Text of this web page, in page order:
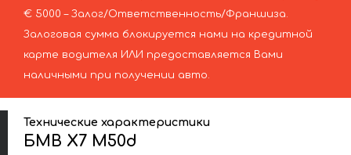
€ 5000 – Залог/Ответственность/Франшиза.
Залоговая сумма блокируется нами на кредитной
карте водителя ИЛИ предоставляется Вами
наличными при получении авто.
Технические характеристики
БМВ X7 M50d